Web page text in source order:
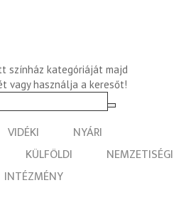
színház kategóriáját majd
vagy használja a keresőt!
VIDÉKI
NYÁRI
KÜLFÖLDI
NEMZETISÉGI
INTÉZMÉNY